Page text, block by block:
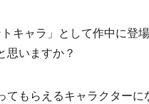
キャラ」として作中に登
思いますか？
てもらえるキャラクター